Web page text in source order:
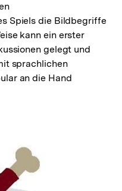
Spiels die Bildbegriffe
kann ein erster
gelegt und
sprachlichen
an die Hand